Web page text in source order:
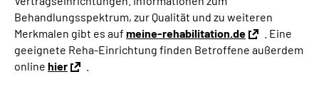
Behandlungsspektrum, zur Qualität und zu weiteren
Merkmalen gibt es auf meine-rehabilitation.de
. Eine
geeignete Reha-Einrichtung finden Betroffene außerdem
online hier